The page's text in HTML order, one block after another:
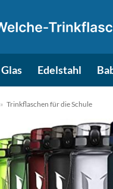
Glas Edelstahl
» Trinkflaschen für die Schule